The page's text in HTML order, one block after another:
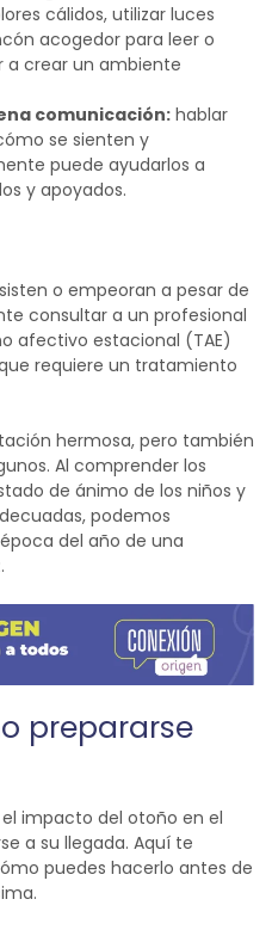
cálidos, utilizar luces
acogedor para leer o
a crear un ambiente
comunicación: hablar
se sienten y
puede ayudarlos a
y apoyados.
o empeoran a pesar de
consultar a un profesional
afectivo estacional (TAE)
requiere un tratamiento
hermosa, pero también
Al comprender los
de ánimo de los niños y
podemos
del año de una
prepararse
impacto del otoño en el
a su llegada. Aquí te
puedes hacerlo antes de